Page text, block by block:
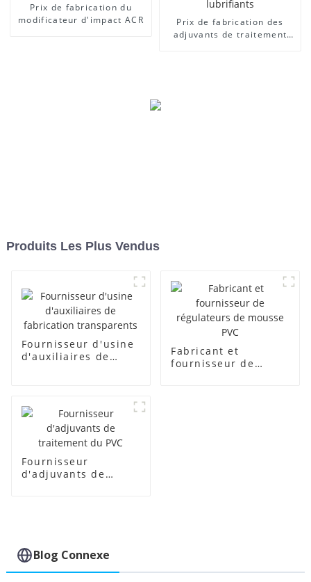
Prix ​​de fabrication du
modificateur d'impact ACR
Prix ​​de fabrication des
adjuvants de traitement
Produits Les Plus Vendus
Fournisseur d'usine
d'auxiliaires de
Fabricant et
fournisseur de
Fournisseur
d'adjuvants de
Blog Connexe